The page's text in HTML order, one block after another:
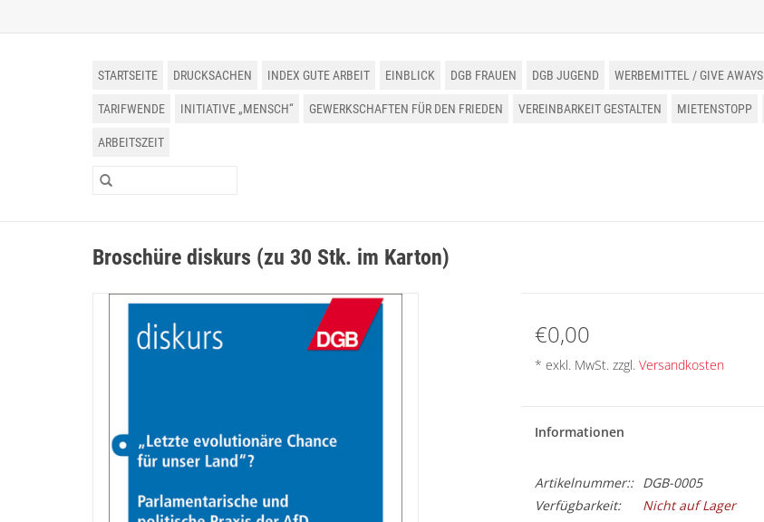
STARTSEITE DRUCKSACHEN INDEX GUTE ARBEIT EINBLICK DGB FRAUEN DGB JUGEND WERBEMITTEL / GIVE AWAYS
TARIFWENDE INITIATIVE „MENSCH“ GEWERKSCHAFTEN FÜR DEN FRIEDEN VEREINBARKEIT GESTALTEN MIETENSTOPP
ARBEITSZEIT
Broschüre diskurs (zu 30 Stk. im Karton)
€0,00
* exkl. MwSt. zzgl. Versandkosten
Informationen
Artikelnummer::
DGB-0005
Verfügbarkeit:
Nicht auf Lager